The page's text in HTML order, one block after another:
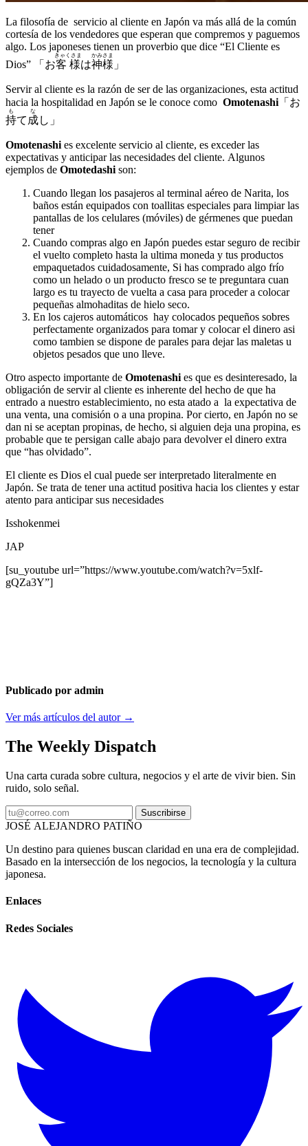
La filosofía de servicio al cliente en Japón va más allá de la común
cortesía de los vendedores que esperan que compremos y paguemos
algo. Los japoneses tienen un proverbio que dice “El Cliente es
Dios” 「お客様
きゃくさま
は神様
かみさま
」
Servir al cliente es la razón de ser de las organizaciones, esta actitud
hacia la hospitalidad en Japón se le conoce como Omotenashi 「お
持
も
て 成
な
し」
Omotenashi es excelente servicio al cliente, es exceder las
expectativas y anticipar las necesidades del cliente. Algunos
ejemplos de Omotedashi son:
Cuando llegan los pasajeros al terminal aéreo de Narita, los
baños están equipados con toallitas especiales para limpiar las
pantallas de los celulares (móviles) de gérmenes que puedan
tener
Cuando compras algo en Japón puedes estar seguro de recibir
el vuelto completo hasta la ultima moneda y tus productos
empaquetados cuidadosamente, Si has comprado algo frío
como un helado o un producto fresco se te preguntara cuan
largo es tu trayecto de vuelta a casa para proceder a colocar
pequeñas almohaditas de hielo seco.
En los cajeros automáticos hay colocados pequeños sobres
perfectamente organizados para tomar y colocar el dinero asi
como tambien se dispone de parales para dejar las maletas u
objetos pesados que uno lleve.
Otro aspecto importante de Omotenashi es que es desinteresado, la
obligación de servir al cliente es inherente del hecho de que ha
entrado a nuestro establecimiento, no esta atado a la expectativa de
una venta, una comisión o a una propina. Por cierto, en Japón no se
dan ni se aceptan propinas, de hecho, si alguien deja una propina, es
probable que te persigan calle abajo para devolver el dinero extra
que “has olvidado”.
El cliente es Dios el cual puede ser interpretado literalmente en
Japón. Se trata de tener una actitud positiva hacia los clientes y estar
atento para anticipar sus necesidades
Isshokenmei
JAP
[su_youtube url=”https://www.youtube.com/watch?v=5xlf-
gQZa3Y”]
Publicado por admin
Ver más artículos del autor →
The Weekly Dispatch
Una carta curada sobre cultura, negocios y el arte de vivir bien. Sin
ruido, solo señal.
Suscribirse
JOSÉ ALEJANDRO PATIÑO
Un destino para quienes buscan claridad en una era de complejidad.
Basado en la intersección de los negocios, la tecnología y la cultura
japonesa.
Enlaces
Redes Sociales